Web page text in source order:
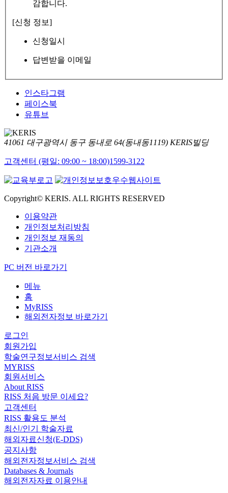
감합니다.
[신청 정보]
신청일시
답변받을 이메일
인스타그램
페이스북
유튜브
41061 대구광역시 동구 동내로 64(동내동1119) KERIS빌딩
고객센터 (평일: 09:00 ~ 18:00)1599-3122
Copyright© KERIS. ALL RIGHTS RESERVED
이용약관
개인정보처리방침
개인정보 재동의
기관소개
PC 버전 바로가기
메뉴
홈
MyRISS
해외전자정보 바로가기
로그인
회원가입
학술연구정보서비스 검색
MYRISS
회원서비스
About RISS
RISS 처음 방문 이세요?
고객센터
RISS 활용도 분석
최신/인기 학술자료
해외자료신청(E-DDS)
공지사항
해외전자정보서비스 검색
Databases & Journals
해외전자자료 이용안내